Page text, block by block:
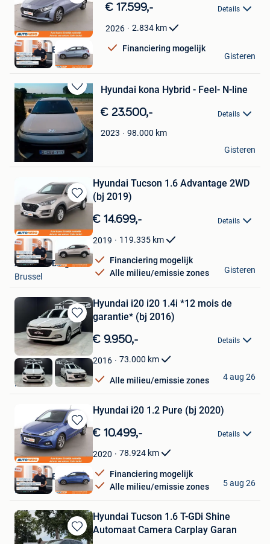
Bewaren
in
Mijn
Favorieten
€ 17.599,- Details
2026 2.834 km
Financiering mogelijk
Autohero België
Brussel
Gisteren
Bewaren
in
Mijn
Favorieten
Hyundai kona Hybrid - Feel- N-line
€ 23.500,- Details
2023 98.000 km
C T
Bocholt
Gisteren
Bewaren
in
Mijn
Favorieten
Hyundai Tucson 1.6 Advantage 2WD
(bj 2019)
€ 14.699,- Details
2019 119.335 km
Financiering mogelijk
Alle milieu/emissie zones
Autohero België
Brussel
Gisteren
Bewaren
in
Mijn
Favorieten
Hyundai i20 i20 1.4i *12 mois de
garantie* (bj 2016)
€ 9.950,- Details
2016 73.000 km
Alle milieu/emissie zones
E&L Cars
Herstal
4 aug 26
Bewaren
in
Mijn
Favorieten
Hyundai i20 1.2 Pure (bj 2020)
€ 10.499,- Details
2020 78.924 km
Financiering mogelijk
Alle milieu/emissie zones
Autohero België
Brussel
5 aug 26
Bewaren
Hyundai Tucson 1.6 T-GDi Shine
Automaat Camera Carplay Garan